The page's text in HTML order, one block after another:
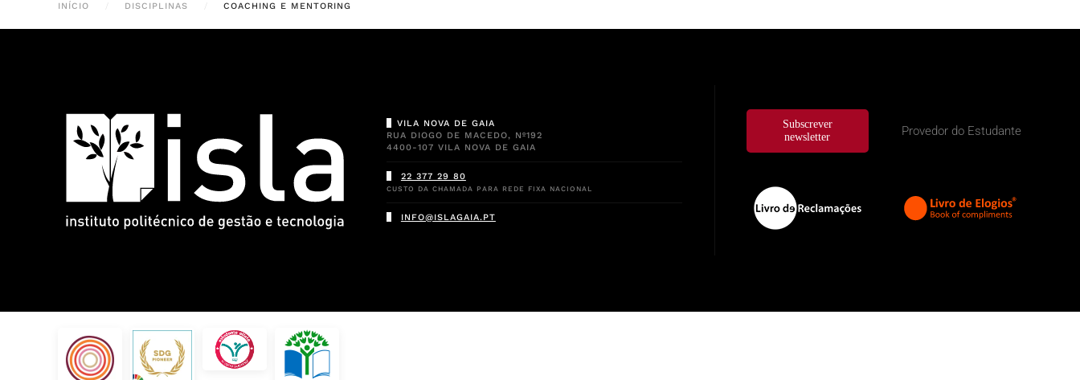
INÍCIO DISCIPLINAS COACHING E MENTORING
VILA NOVA DE GAIA
RUA DIOGO DE MACEDO, Nº192
4400-107 VILA NOVA DE GAIA
22 377 29 80
CUSTO DA CHAMADA PARA REDE FIXA NACIONAL
INFO@ISLAGAIA.PT
Subscrever
newsletter
Provedor do Estudante